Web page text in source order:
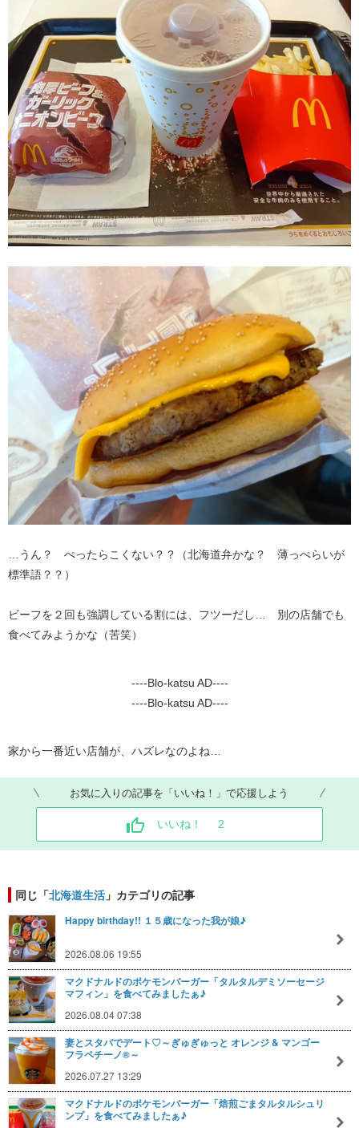
…うん？ ぺったらこくない？？（北海道弁かな？ 薄っぺらいが
標準語？？）
ビーフを２回も強調している割には、フツーだし… 別の店舗でも
食べてみようかな（苦笑）
----Blo-katsu AD----
----Blo-katsu AD----
家から一番近い店舗が、ハズレなのよね…
お気に入りの記事を「いいね！」で応援しよう
いいね！ 2
同じ「北海道生活 」カテゴリの記事
Happy birthday!! １５歳になった我が娘♪
2026.08.06 19:55
マクドナルドのポケモンバーガー「タルタルデミソーセージ
マフィン」を食べてみましたぁ♪
2026.08.04 07:38
妻とスタバでデート♡～ぎゅぎゅっと オレンジ & マンゴー
フラペチーノ®～
2026.07.27 13:29
マクドナルドのポケモンバーガー「焙煎ごまタルタルシュリ
ンプ」を食べてみましたぁ♪